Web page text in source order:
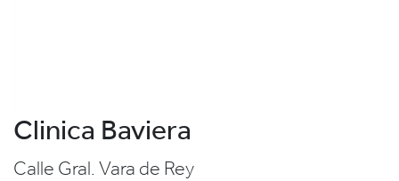
Clinica Baviera
Calle Gral. Vara de Rey